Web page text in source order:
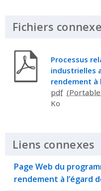
Fichiers
Processus
industrielles
rendement à
pdf
Ko
Liens connexes
Page Web du
rendement à l’égard